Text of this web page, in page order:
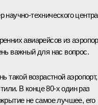
авиарейсов из
важный для нас вопрос.
такой возрастной аэропорт,
В конце 80‑х один раз
не самое лучшее, его